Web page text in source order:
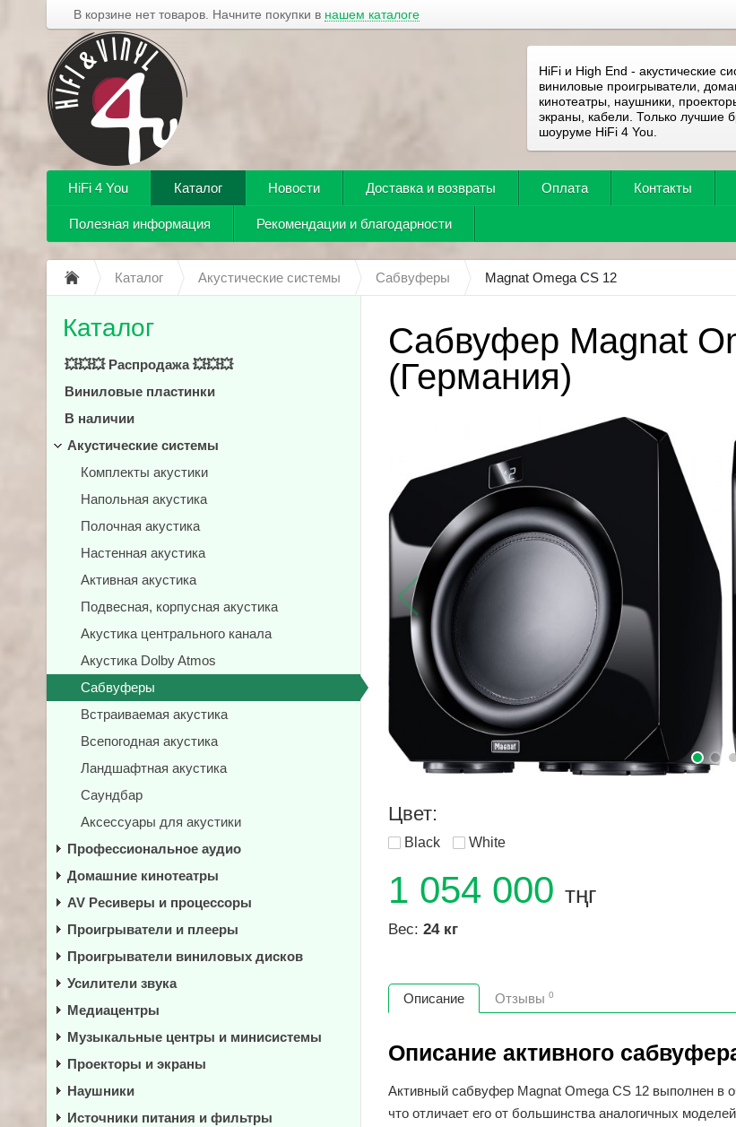
В корзине нет товаров. Начните покупки в нашем каталоге
HiFi и High End - акустические
виниловые проигрыватели,
кинотеатры, наушники,
экраны, кабели. Только лучшие
шоуруме HiFi 4 You.
HiFi 4 You Каталог Новости Доставка и возвраты Оплата Контакты
Полезная информация Рекомендации и благодарности
Каталог Акустические системы Сабвуферы Magnat Omega CS 12
Сабвуфер Magnat
(Германия)
Цвет:
Black White
1 054 000 тңг
Вес: 24 кг
Описание Отзывы 0
Описание активного
Активный сабвуфер Magnat Omega CS 12 выполнен в
что отличает его от большинства аналогичных
Каталог
💥💥💥 Распродажа 💥💥💥
Виниловые пластинки
В наличии
Акустические системы
Комплекты акустики
Напольная акустика
Полочная акустика
Настенная акустика
Активная акустика
Подвесная, корпусная акустика
Акустика центрального канала
Акустика Dolby Atmos
Сабвуферы
Встраиваемая акустика
Всепогодная акустика
Ландшафтная акустика
Саундбар
Аксессуары для акустики
Профессиональное аудио
Домашние кинотеатры
AV Ресиверы и процессоры
Проигрыватели и плееры
Проигрыватели виниловых дисков
Усилители звука
Медиацентры
Музыкальные центры и минисистемы
Проекторы и экраны
Наушники
Источники питания и фильтры